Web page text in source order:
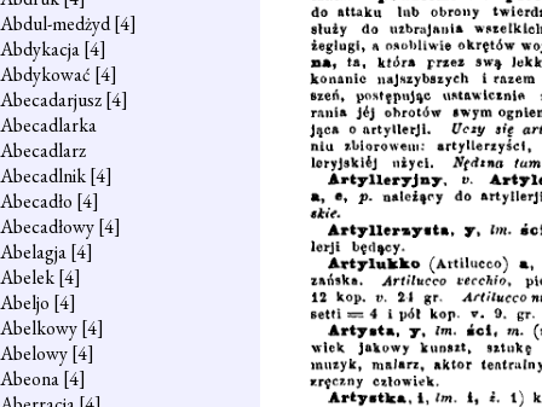
Abdul-medżyd[4]
Abdykacja[4]
Abdykować [4]
Abecadarjusz[4]
Abecadlarka
Abecadlarz
Abecadlnik[4]
Abecadło [4]
Abecadłowy[4]
Abelagja[4]
Abelek[4]
Abeljo [4]
Abelkowy[4]
Abelowy[4]
Abeona[4]